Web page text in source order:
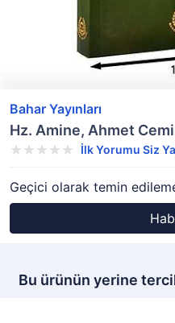
Bahar Yayınları
Hz. Amine, Ahmet Cemil
İlk Yorumu Siz
Geçici olarak temin
Bu ürünün yerine